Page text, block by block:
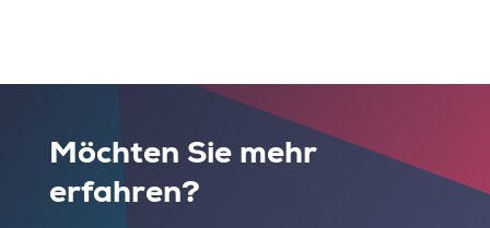
Möchten Sie mehr
erfahren?